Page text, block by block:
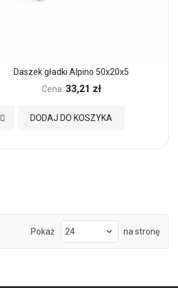
Daszek gładki Alpino 50x20x5
Cena: 33,21 zł
DODAJ DO KOSZYKA
Dodaj
Pokaż na stronę